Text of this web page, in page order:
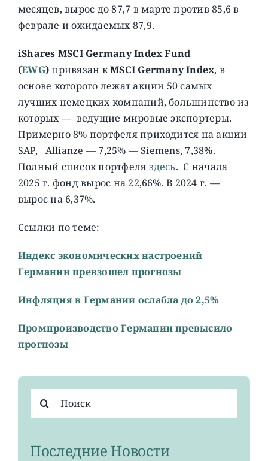
месяцев, вырос до 87,7 в марте против 85,6 в
феврале и ожидаемых 87,9.
iShares MSCI Germany Index Fund
(EWG)привязан кMSCI Germany Index, в
основе которого лежат акции 50 самых
лучших немецких компаний, большинство из
которых — ведущие мировые экспортеры.
Примерно 8% портфеля приходится на акции
SAP, Allianze — 7,25% — Siemens, 7,38%.
Полный список портфеля здесь. C начала
2025 г. фонд вырос на 22,66%. В 2024 г. —
вырос на 6,37%.
Ссылки по теме:
Индекс экономических настроений
Германии превзошел прогнозы
Инфляция в Германии ослабла до 2,5%
Промпроизводство Германии превысило
прогнозы
поиска:
Последние Новости